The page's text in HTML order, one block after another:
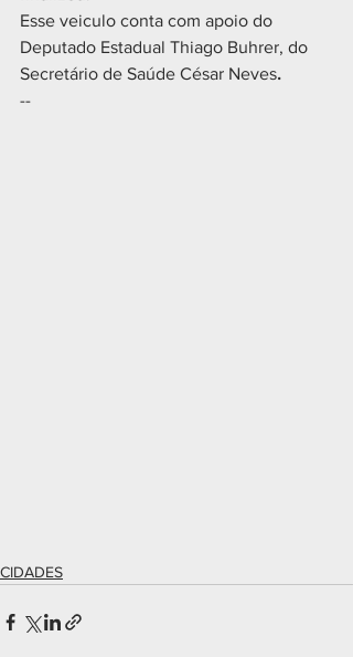
Esse veiculo conta com apoio do
Deputado Estadual Thiago Buhrer, do
Secretário de Saúde César Neves.
--
CIDADES